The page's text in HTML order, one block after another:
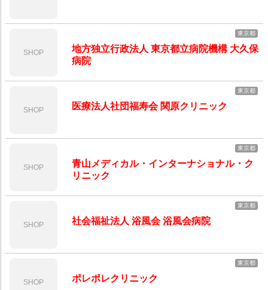
SHOP
東京都
地方独立行政法人 東京都立病院機構 大久保
病院
SHOP
東京都
医療法人社団福寿会 関原クリニック
SHOP
東京都
青山メディカル・インターナショナル・ク
リニック
SHOP
東京都
社会福祉法人 浴風会 浴風会病院
SHOP
東京都
ポレポレクリニック